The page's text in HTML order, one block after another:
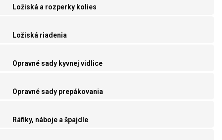
Ložiská a rozperky kolies
Ložiská riadenia
Opravné sady kyvnej vidlice
Opravné sady prepákovania
Ráfiky, náboje a špajdle